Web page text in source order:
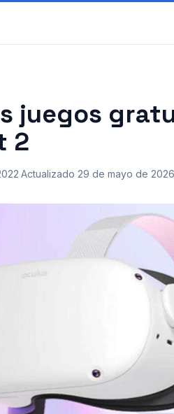
juegos
2
·Actualizado 29 de mayo de 2026